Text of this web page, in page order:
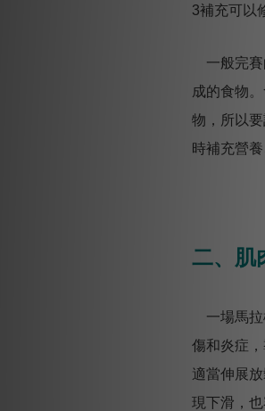
3補充可以
一般完賽
成的食物
物，所以
時補充營
二、肌
一場馬拉
傷和炎症
適當伸展
現下滑，